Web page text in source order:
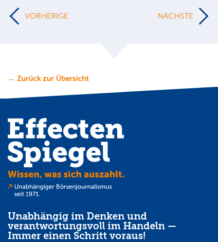
VORHERIGE NÄCHSTE
← Zurück zur Übersicht
Unabhängig im Denken und
verantwortungsvoll im Handeln —
Immer einen Schritt voraus!